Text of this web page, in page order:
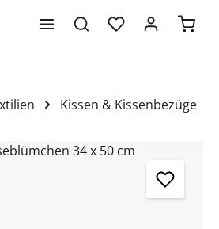
Kissen & Kissenbezüge